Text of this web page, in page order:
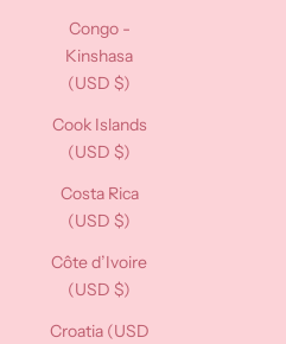
Congo -
Kinshasa
(USD $)
Cook Islands
(USD $)
Costa Rica
(USD $)
Côte d’Ivoire
(USD $)
Croatia (USD